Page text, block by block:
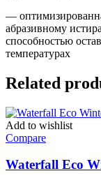
—
абразивному
способностью
температурах
Related
Add to wishlist
Compare
Waterfall Eco